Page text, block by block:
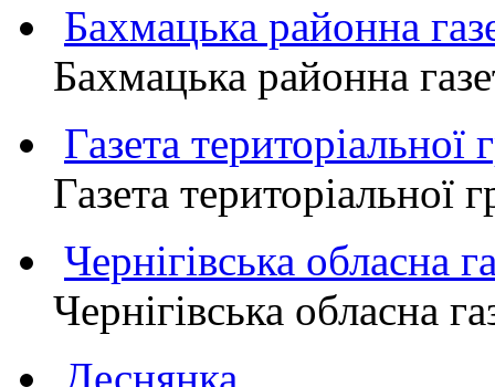
Бахмацька районна
Бахмацька районна
Газета
Газета
Чернігівська обласна
Чернігівська обласна
Деснянка